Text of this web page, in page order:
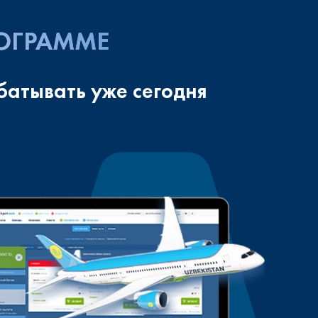
уже сегодня